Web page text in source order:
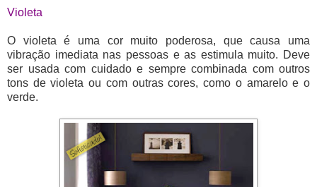
Violeta
O violeta é uma cor muito poderosa, que causa uma
vibração imediata nas pessoas e as estimula muito. Deve
ser usada com cuidado e sempre combinada com outros
tons de violeta ou com outras cores, como o amarelo e o
verde.